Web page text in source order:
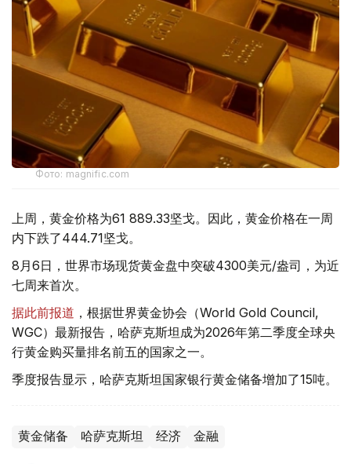
Фото: magnific.com
上周，黄金价格为61 889.33坚戈。因此，黄金价格在一周
内下跌了444.71坚戈。
8月6日，世界市场现货黄金盘中突破4300美元/盎司，为近
七周来首次。
据此前报道 ，根据世界黄金协会（World Gold Council,
WGC）最新报告，哈萨克斯坦成为2026年第二季度全球央
行黄金购买量排名前五的国家之一。
季度报告显示，哈萨克斯坦国家银行黄金储备增加了15吨。
黄金储备 哈萨克斯坦 经济 金融